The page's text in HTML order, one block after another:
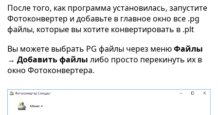
После того, как программа установилась, запустите
Фотоконвертер и добавьте в главное окно все .pg
файлы, которые вы хотите конвертировать в .plt
Вы можете выбрать PG файлы через менюФайлы
→ Добавить файлы либо просто перекинуть их в
окно Фотоконвертера.